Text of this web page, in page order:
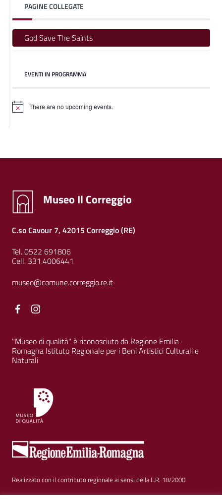
PAGINE COLLEGATE
God Save The Saints
EVENTI IN PROGRAMMA
There are no upcoming events.
Museo Il Correggio
C.so Cavour 7, 42015 Correggio (RE)
Tel. 0522 691806
Cell. 331.4006441
museo@comune.correggio.re.it
Facebook
"Museo di qualità" è riconosciuto da Regione Emilia-
Romagna Istituto Regionale per i Beni Artistici Culturali e
Naturali
Realizzato con il contributo regionale ai sensi della L.R. 18/2000.